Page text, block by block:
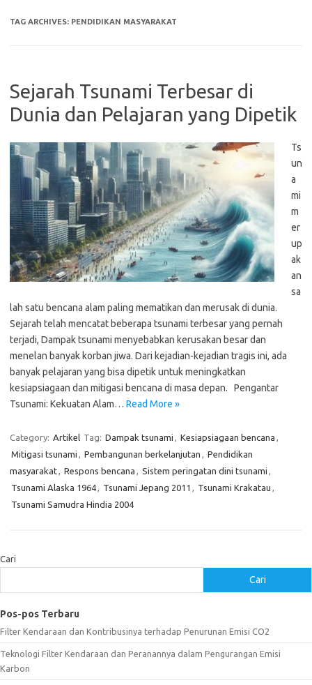
TAG ARCHIVES: PENDIDIKAN MASYARAKAT
Sejarah Tsunami Terbesar di
Dunia dan Pelajaran yang Dipetik
Ts
un
a
mi
m
er
up
ak
an
sa
lah satu bencana alam paling mematikan dan merusak di dunia.
Sejarah telah mencatat beberapa tsunami terbesar yang pernah
terjadi, Dampak tsunami menyebabkan kerusakan besar dan
menelan banyak korban jiwa. Dari kejadian-kejadian tragis ini, ada
banyak pelajaran yang bisa dipetik untuk meningkatkan
kesiapsiagaan dan mitigasi bencana di masa depan. Pengantar
Tsunami: Kekuatan Alam… Read More »
Category: Artikel Tag: Dampak tsunami , Kesiapsiagaan bencana ,
Mitigasi tsunami , Pembangunan berkelanjutan , Pendidikan
masyarakat, Respons bencana , Sistem peringatan dini tsunami ,
Tsunami Alaska 1964, Tsunami Jepang 2011 , Tsunami Krakatau ,
Tsunami Samudra Hindia 2004
Cari
Cari
Pos-pos Terbaru
Filter Kendaraan dan Kontribusinya terhadap Penurunan Emisi CO2
Teknologi Filter Kendaraan dan Peranannya dalam Pengurangan Emisi
Karbon